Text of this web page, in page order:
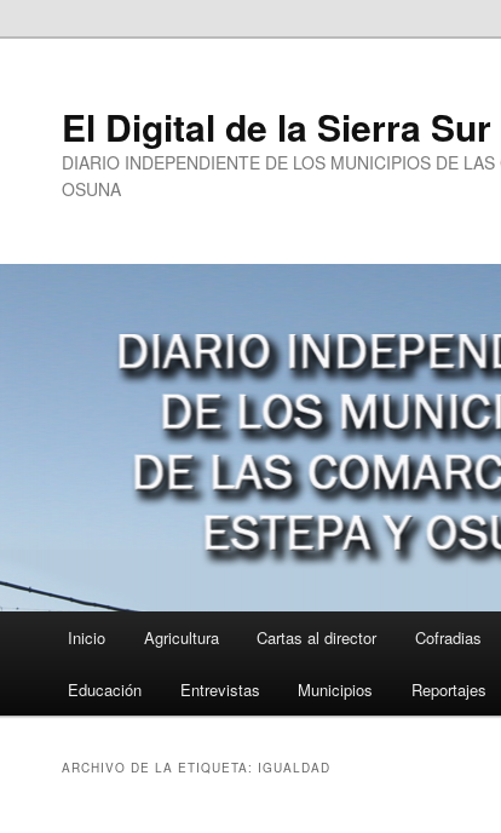
El Digital de la Sierra
DIARIO INDEPENDIENTE DE LOS MUNICIPIOS DE
OSUNA
Inicio Agricultura Cartas al director Cofradias
Educación Entrevistas Municipios Reportajes
ARCHIVO DE LA ETIQUETA: IGUALDAD